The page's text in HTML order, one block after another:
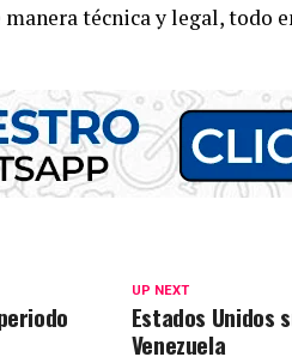
técnica y legal, todo
UP NEXT
Estados Unidos
Venezuela